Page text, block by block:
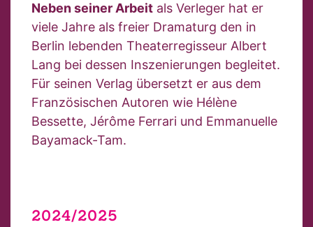
Neben seiner Arbeit als Verleger hat er
viele Jahre als freier Dramaturg den in
Berlin lebenden Theaterregisseur Albert
Lang bei dessen Inszenierungen begleitet.
Für seinen Verlag übersetzt er aus dem
Französischen Autoren wie Hélène
Bessette, Jérôme Ferrari und Emmanuelle
Bayamack-Tam.
2024/2025